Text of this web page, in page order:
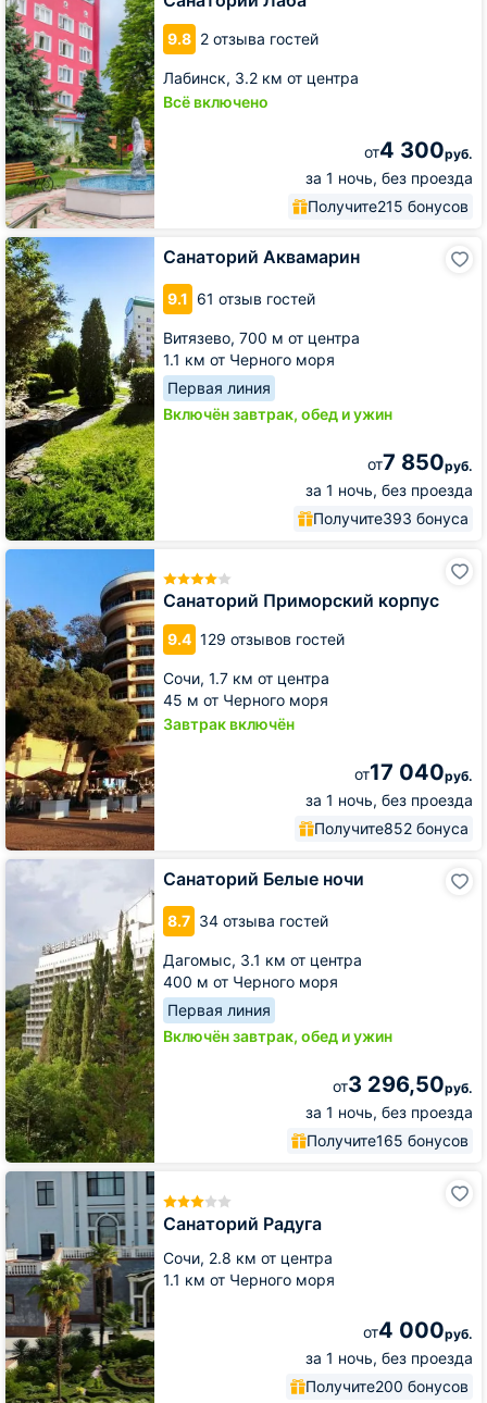
9.8 2 отзыва гостей
Лабинск, 3.2 км от центра
Всё включено
от4 300руб.
за 1 ночь, без проезда
Получите215 бонусов
Санаторий Аквамарин
9.1 61 отзыв гостей
Витязево, 700 м от центра
1.1 км от Черного моря
Первая линия
Включён завтрак, обед и ужин
от7 850руб.
за 1 ночь, без проезда
Получите393 бонуса
Санаторий
Аквамарин
Санаторий Приморский корпус
9.4 129 отзывов гостей
Сочи, 1.7 км от центра
45 м от Черного моря
Завтрак включён
от17 040руб.
за 1 ночь, без проезда
Получите852 бонуса
Санаторий
корпус
Санаторий Белые ночи
8.7 34 отзыва гостей
Дагомыс, 3.1 км от центра
400 м от Черного моря
Первая линия
Включён завтрак, обед и ужин
от3 296,50руб.
за 1 ночь, без проезда
Получите165 бонусов
Санаторий
Белые
Санаторий Радуга
Сочи, 2.8 км от центра
1.1 км от Черного моря
от4 000руб.
за 1 ночь, без проезда
Получите200 бонусов
Санаторий
Радуга